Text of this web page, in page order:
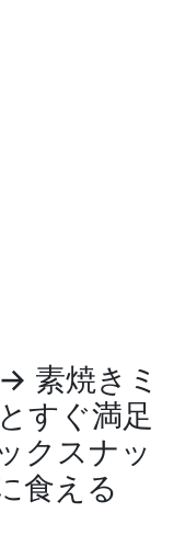
素焼きミ
すぐ満足
クスナッ
食える